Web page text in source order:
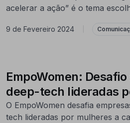
acelerar a ação” é o tema
9 de Fevereiro 2024
EmpoWomen:
deep-tech lideradas
O EmpoWomen desafia
tech lideradas por mulheres a